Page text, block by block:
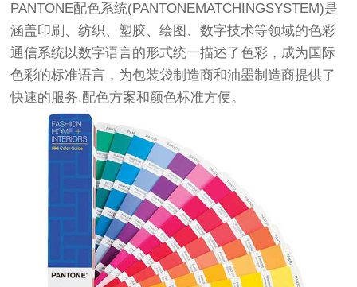
PANTONE配色系统(PANTONEMATCHINGSYSTEM)是
涵盖印刷、纺织、塑胶、绘图、数字技术等领域的色彩
通信系统以数字语言的形式统一描述了色彩，成为国际
色彩的标准语言，为包装袋制造商和油墨制造商提供了
快速的服务.配色方案和颜色标准方便。